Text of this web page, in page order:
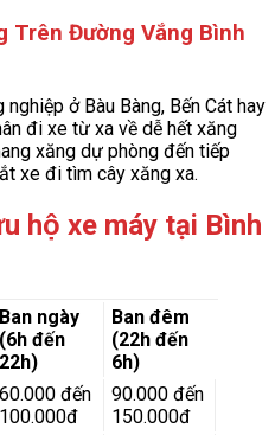
Trên Đường Vắng Bình
ở Bàu Bàng, Bến Cát hay
đi xe từ xa về dễ hết xăng
xăng dự phòng đến tiếp
xe đi tìm cây xăng xa.
hộ xe máy tại Bình
Ban ngày
(6h đến
22h)
Ban đêm
(22h đến
6h)
60.000 đến
100.000đ
90.000 đến
150.000đ